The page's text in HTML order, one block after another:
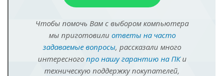
Чтобы помочь Вам с выбором компьютера
мы приготовили ответы на часто
задаваемые вопросы, рассказали много
интересного про нашу гарантию на ПКи
техническую поддержку покупателей,